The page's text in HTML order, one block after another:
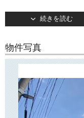
2018年8月竣工の地上3階
駐輪場1台駐輪可能です。
「RIZIERやよい」の周辺
ーケット、「セブンイレ
シア」「どらっぐぱぱす
続きを読む
物件写真